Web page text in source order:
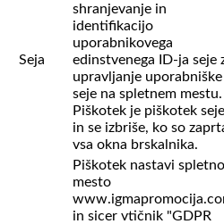
Seja
shranjevanje in
identifikacijo
uporabnikovega
edinstvenega ID-ja seje
upravljanje uporabniške
seje na spletnem mestu.
Piškotek je piškotek seje
in se izbriše, ko so
vsa okna brskalnika.
Piškotek nastavi spletno
mesto
in sicer vtičnik "GDPR